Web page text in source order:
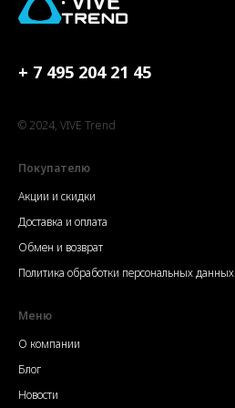
+ 7 495 204 21 45
© 2024, VIVE Trend
Покупателю
Акции и скидки
Доставка и оплата
Обмен и возврат
Политика обработки персональных данных
Меню
О компании
Блог
Новости